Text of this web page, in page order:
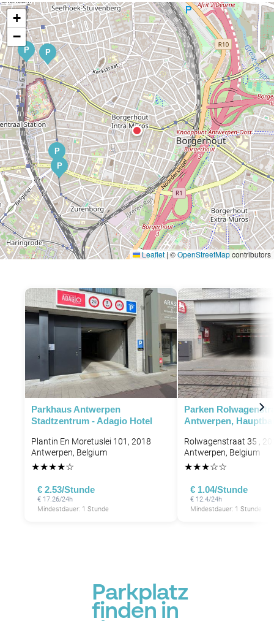
P
P
P
P
+
−
Leaflet | ©OpenStreetMapcontributors
Parkhaus Antwerpen
Stadtzentrum - Adagio Hotel
Plantin En Moretuslei 101, 2018
Antwerpen, Belgium
★★★★☆
€ 2.53/Stunde
€ 17.26/24h
Mindestdauer: 1 Stunde
Parken
Antwerpen,
Rolwagenstraat 35 ,
Antwerpen, Belgium
★★★☆☆
€ 1.04/Stunde
€ 12.4/24h
Mindestdauer: 1 Stunde
Parkplatz
finden in